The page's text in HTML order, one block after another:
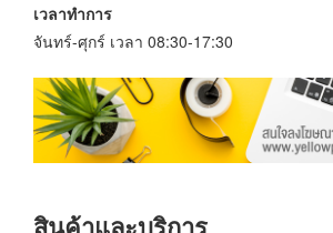
เวลาทำการ
จันทร์-ศุกร์ เวลา 08:30-17:30